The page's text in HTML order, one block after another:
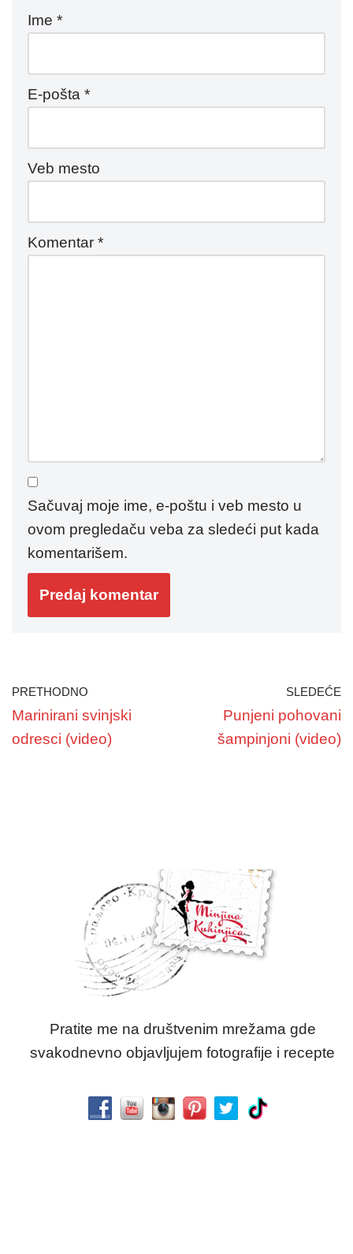
Ime *
E-pošta *
Veb mesto
Komentar *
Sačuvaj moje ime, e-poštu i veb mesto u
ovom pregledaču veba za sledeći put kada
komentarišem.
PRETHODNO
Marinirani svinjski
odresci (video)
SLEDEĆE
Punjeni pohovani
šampinjoni (video)
Pratite me na društvenim mrežama gde
svakodnevno objavljujem fotografije i recepte